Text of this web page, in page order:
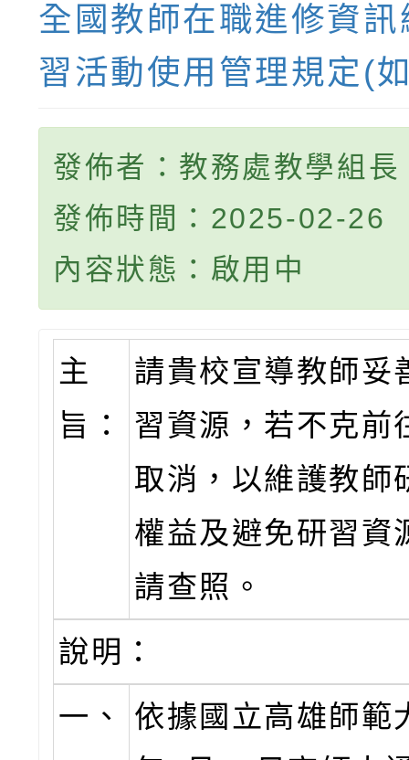
全國教師在職進修資
習活動使用管理規定(
發佈者：教務處教學組長
發佈時間：2025-02-26
內容狀態：啟用中
主
旨：
請貴校宣導教師妥
習資源，若不克前
取消，以維護教師
權益及避免研習資
請查照。
說明：
一、
依據國立高雄師範